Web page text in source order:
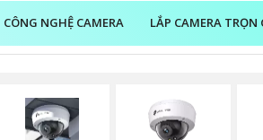
CÔNG NGHỆ CAMERA LẮP CAMERA TRỌN